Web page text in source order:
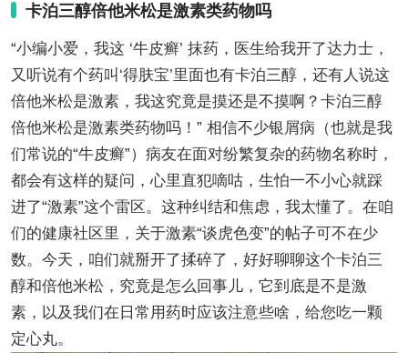
卡泊三醇倍他米松是激素类药物吗
“小编小爱，我这 ‘牛皮癣’ 抹药，医生给我开了达力士，
又听说有个药叫‘得肤宝’里面也有卡泊三醇，还有人说这
倍他米松是激素，我这究竟是摸还是不摸啊？卡泊三醇
倍他米松是激素类药物吗！” 相信不少银屑病（也就是我
们常说的“牛皮癣”）病友在面对纷繁复杂的药物名称时，
都会有这样的疑问，心里直犯嘀咕，生怕一不小心就踩
进了“激素”这个雷区。这种纠结和焦虑，我太懂了。在咱
们的健康社区里，关于激素“谈虎色变”的帖子可不在少
数。今天，咱们就掰开了揉碎了，好好聊聊这个卡泊三
醇和倍他米松，究竟是怎么回事儿，它到底是不是激
素，以及我们在日常用药时应该注意些啥，给您吃一颗
定心丸。